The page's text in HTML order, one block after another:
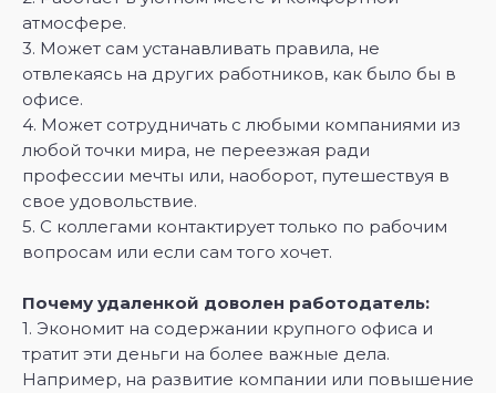
атмосфере.
3. Может сам устанавливать правила, не
отвлекаясь на других работников, как было бы в
офисе.
4. Может сотрудничать с любыми компаниями из
любой точки мира, не переезжая ради
профессии мечты или, наоборот, путешествуя в
свое удовольствие.
5. С коллегами контактирует только по рабочим
вопросам или если сам того хочет.
Почему удаленкой доволен работодатель:
1. Экономит на содержании крупного офиса и
тратит эти деньги на более важные дела.
Например, на развитие компании или повышение